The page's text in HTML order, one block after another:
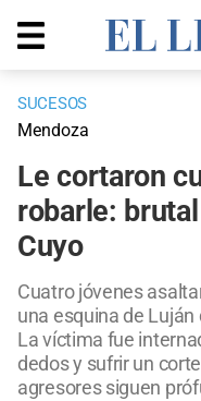
SUCESOS
Mendoza
Le cortaron
robarle:
Cuyo
Cuatro jóvenes
una esquina de Luján
La víctima fue
dedos y sufrir un
agresores siguen